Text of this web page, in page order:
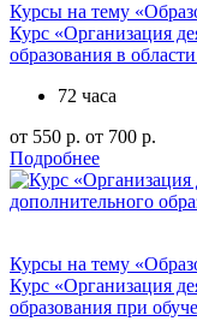
Курсы на тему
Курс «Организация
образования в
72 часа
от 550 р. от 700 р.
Подробнее
Курсы на тему
Курс «Организация
образования при